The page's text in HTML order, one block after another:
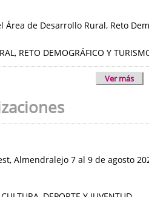
de Desarrollo Rural, Reto
RETO DEMOGRÁFICO Y
Ver más
Almendralejo 7 al 9 de agosto